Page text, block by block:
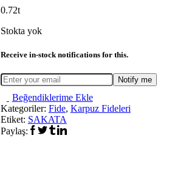
0.72
Stokta yok
Receive in-stock notifications for this.
Notify me
Beğendiklerime Ekle
Kategoriler: Fide, Karpuz Fideleri
Etiket: SAKATA
Paylaş: